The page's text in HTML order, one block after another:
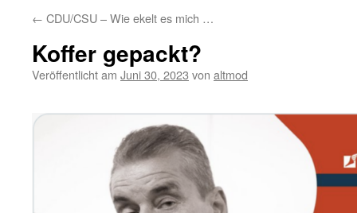
← CDU/CSU – Wie ekelt es mich …
Koffer gepackt?
Veröffentlicht am Juni 30, 2023 von altmod